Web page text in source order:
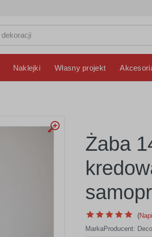
Naklejki Własny projekt
Żaba
(
MarkaProducent: